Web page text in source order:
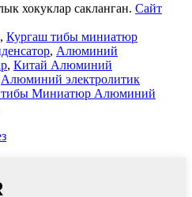
хокуклар сакланган. Сайт
, Кургаш тибы миниатюр
, Алюминий
, Китай Алюминий
Алюминий электролитик
тибы Миниатюр Алюминий